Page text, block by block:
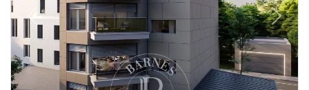
Previous Next